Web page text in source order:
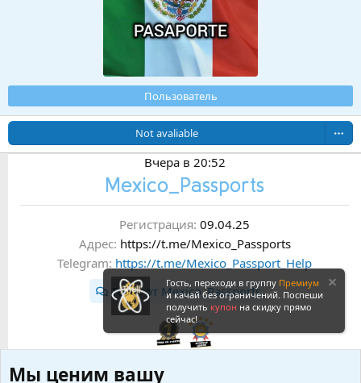
Пользователь
Not avaliable
Вчера в 20:52
Mexico_Passports
Регистрация 09.04.25
Адрес https://t.me/Mexico_Passports
Telegram https://t.me/Mexico_Passport_Help
Темы от Mexico_Passports
0
Гость, переходи в группу Премиум
и качай без ограничений. Поспеши
получить купон на скидку прямо
сейчас!
Мы ценим вашу